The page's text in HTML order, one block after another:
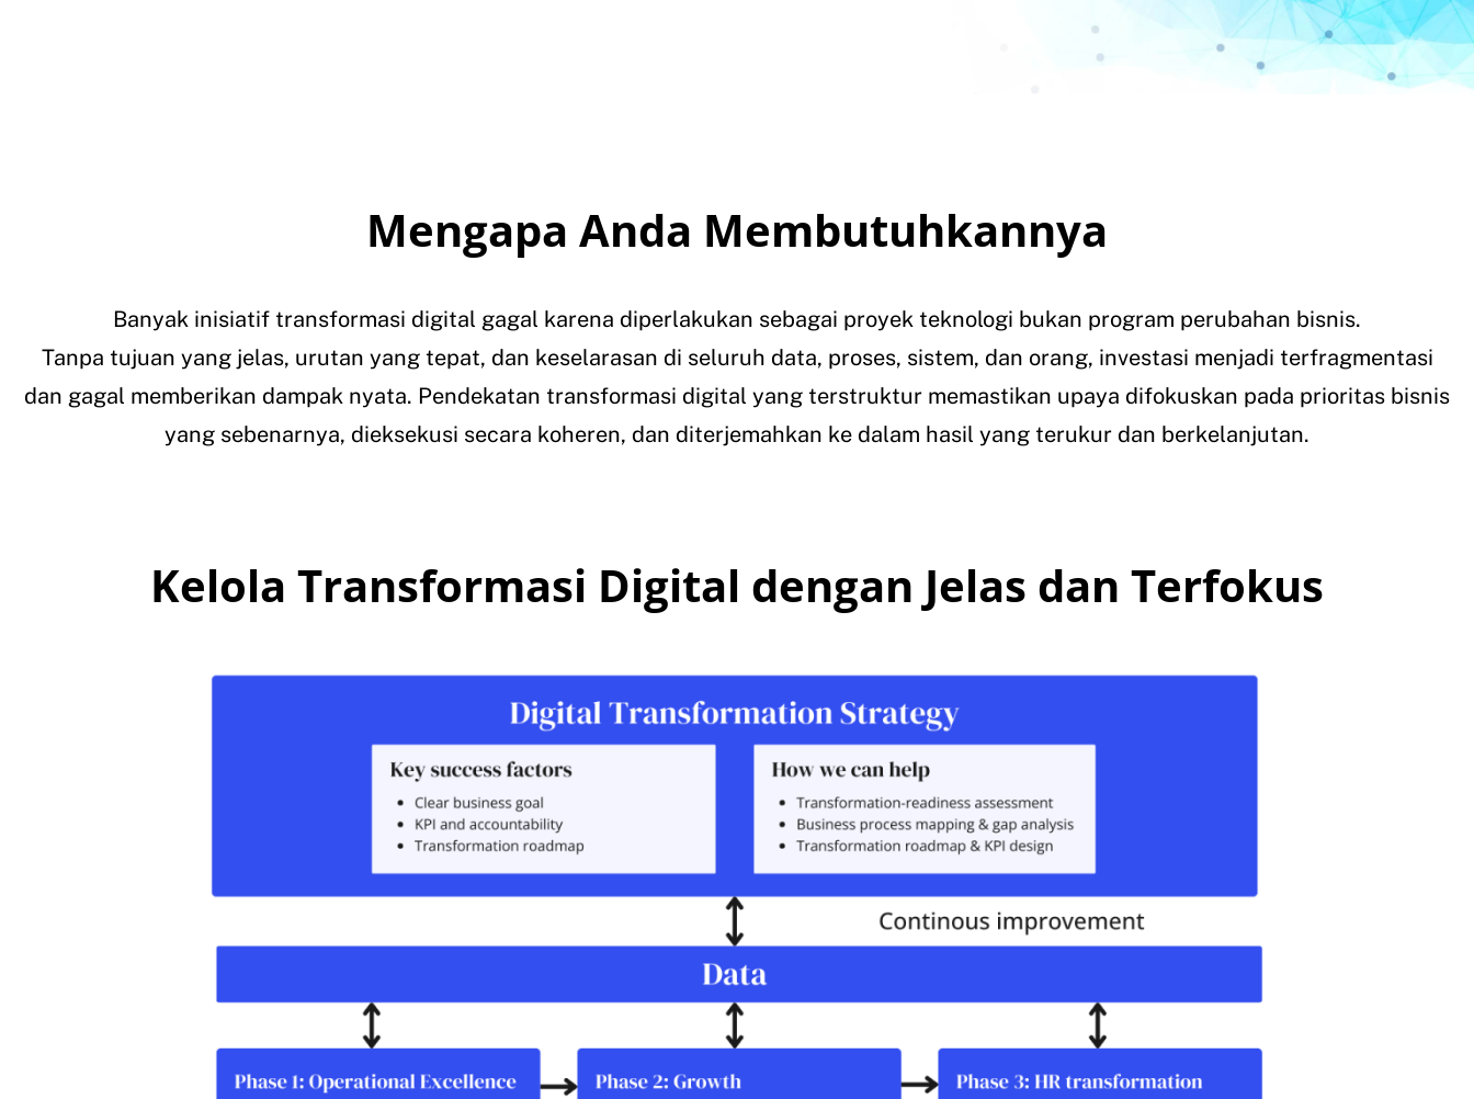
Mengapa Anda Membutuhkannya
Banyak inisiatif transformasi digital gagal karena diperlakukan sebagai proyek teknologi bukan program perubahan bisnis.
Tanpa tujuan yang jelas, urutan yang tepat, dan keselarasan di seluruh data, proses, sistem, dan orang, investasi menjadi terfragmentasi
dan gagal memberikan dampak nyata. Pendekatan transformasi digital yang terstruktur memastikan upaya difokuskan pada prioritas bisnis
yang sebenarnya, dieksekusi secara koheren, dan diterjemahkan ke dalam hasil yang terukur dan berkelanjutan.
Kelola Transformasi Digital dengan Jelas dan Terfokus